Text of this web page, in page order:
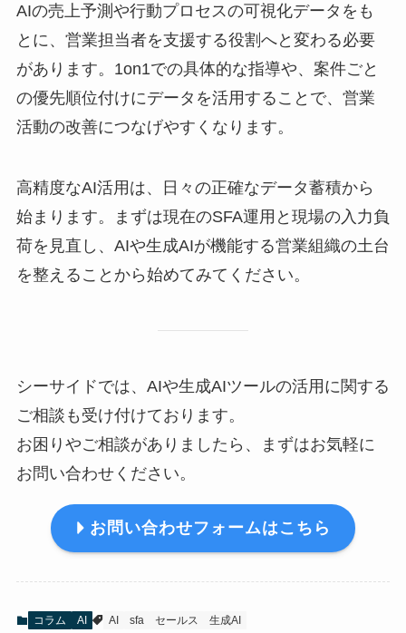
AIの売上予測や行動プロセスの可視化データをも
とに、営業担当者を支援する役割へと変わる必要
があります。1on1での具体的な指導や、案件ごと
の優先順位付けにデータを活用することで、営業
活動の改善につなげやすくなります。
高精度なAI活用は、日々の正確なデータ蓄積から
始まります。まずは現在のSFA運用と現場の入力負
荷を見直し、AIや生成AIが機能する営業組織の土台
を整えることから始めてみてください。
シーサイドでは、AIや生成AIツールの活用に関する
ご相談も受け付けております。
お困りやご相談がありましたら、まずはお気軽に
お問い合わせください。
お問い合わせフォームはこちら
コラム AI AI sfa セールス 生成AI